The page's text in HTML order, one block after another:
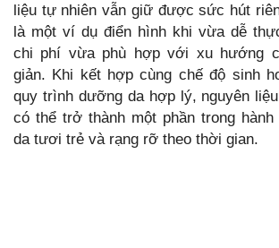
liệu tự nhiên vẫn giữ được sức hút
là một ví dụ điển hình khi vừa dễ
chi phí vừa phù hợp với xu hướng
giản. Khi kết hợp cùng chế độ sinh
quy trình dưỡng da hợp lý, nguyên
có thể trở thành một phần trong
da tươi trẻ và rạng rỡ theo thời gian.